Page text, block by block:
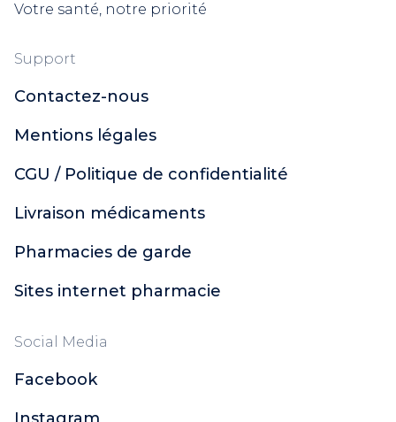
Votre santé, notre priorité
Support
Contactez-nous
Mentions légales
CGU / Politique de confidentialité
Livraison médicaments
Pharmacies de garde
Sites internet pharmacie
Social Media
Facebook